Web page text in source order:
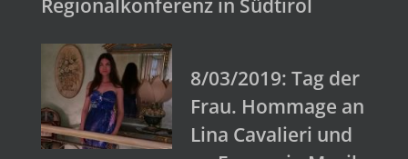
Regionalkonferenz in Südtirol
8/03/2019: Tag der
Frau. Hommage an
Lina Cavalieri und